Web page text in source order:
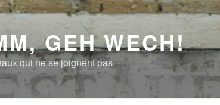
GEH WECH!
qui ne se joignent pas.